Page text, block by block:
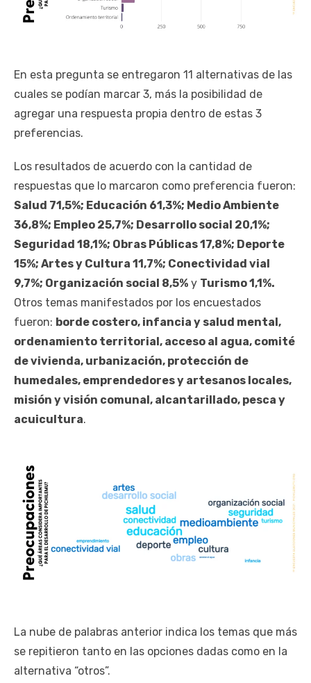
En esta pregunta se entregaron 11 alternativas de las
cuales se podían marcar 3, más la posibilidad de
agregar una respuesta propia dentro de estas 3
preferencias.
Los resultados de acuerdo con la cantidad de
respuestas que lo marcaron como preferencia fueron:
Salud 71,5%; Educación 61,3%; Medio Ambiente
36,8%; Empleo 25,7%; Desarrollo social 20,1%;
Seguridad 18,1%; Obras Públicas 17,8%; Deporte
15%; Artes y Cultura 11,7%; Conectividad vial
9,7%; Organización social 8,5% y Turismo 1,1%.
Otros temas manifestados por los encuestados
fueron: borde costero, infancia y salud mental,
ordenamiento territorial, acceso al agua, comité
de vivienda, urbanización, protección de
humedales, emprendedores y artesanos locales,
misión y visión comunal, alcantarillado, pesca y
acuicultura.
La nube de palabras anterior indica los temas que más
se repitieron tanto en las opciones dadas como en la
alternativa “otros”.